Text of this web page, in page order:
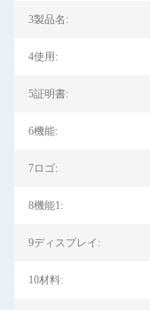
3製品名:
4使用:
5証明書:
6機能:
7ロゴ:
8機能1:
9ディスプレイ:
10材料: